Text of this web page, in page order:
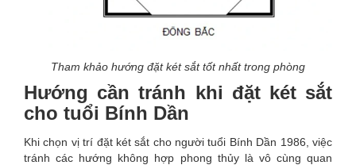
Tham khảo hướng đặt két sắt tốt nhất trong phòng
Hướng cần tránh khi đặt két sắt
cho tuổi Bính Dần
Khi chọn vị trí đặt két sắt cho người tuổi Bính Dần 1986, việc
tránh các hướng không hợp phong thủy là vô cùng quan